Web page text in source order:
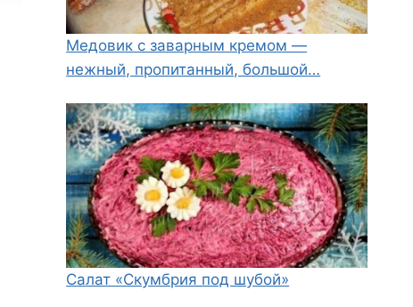
Медовик с заварным кремом —
нежный, пропитанный, большой…
Салат «Скумбрия под шубой»